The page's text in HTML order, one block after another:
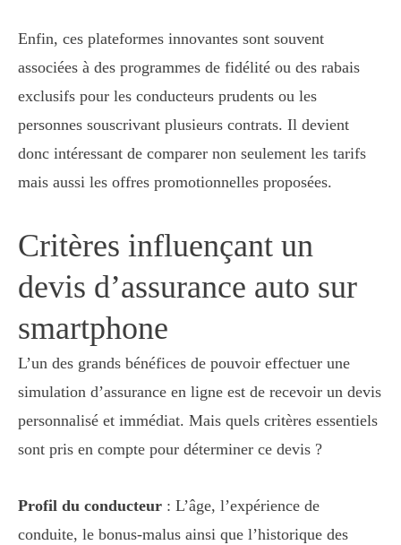
Enfin, ces plateformes innovantes sont souvent
associées à des programmes de fidélité ou des rabais
exclusifs pour les conducteurs prudents ou les
personnes souscrivant plusieurs contrats. Il devient
donc intéressant de comparer non seulement les tarifs
mais aussi les offres promotionnelles proposées.
Critères influençant un
devis d’assurance auto sur
smartphone
L’un des grands bénéfices de pouvoir effectuer une
simulation d’assurance en ligne est de recevoir un devis
personnalisé et immédiat. Mais quels critères essentiels
sont pris en compte pour déterminer ce devis ?
Profil du conducteur : L’âge, l’expérience de
conduite, le bonus-malus ainsi que l’historique des